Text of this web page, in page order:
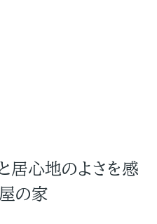
居心地のよさを感
の家